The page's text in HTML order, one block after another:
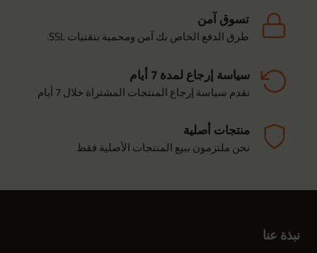
تسوق آمن
طرق الدفع الخاص بك آمن ومحمية بتقنيات SSL.
سياسة إرجاع لمدة 7 أيام
نقدم سياسة إرجاع المنتجات المشتراة خلال 7 أيام
منتجات أصلية
نحن ملتزمون ببيع المنتجات الأصلية فقط
نبذة عنا